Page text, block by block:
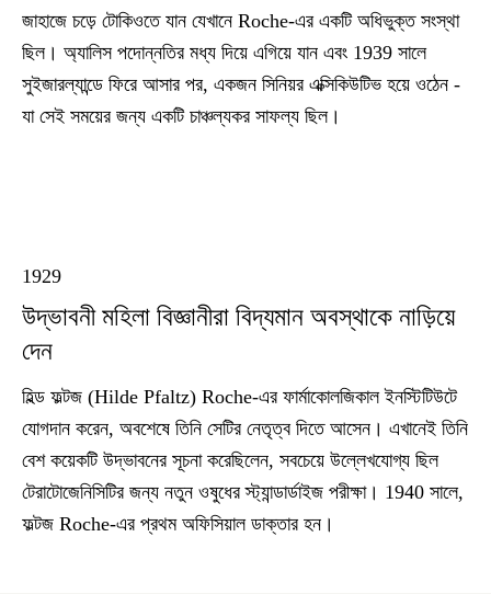
জাহাজে চড়ে টোকিওতে যান যেখানে Roche-এর একটি অধিভুক্ত সংস্থা
ছিল। অ্যালিস পদোন্নতির মধ্য দিয়ে এগিয়ে যান এবং 1939 সালে
সুইজারল্যান্ডে ফিরে আসার পর, একজন সিনিয়র এক্সিকিউটিভ হয়ে ওঠেন -
যা সেই সময়ের জন্য একটি চাঞ্চল্যকর সাফল্য ছিল।
1929
উদ্ভাবনী মহিলা বিজ্ঞানীরা বিদ্যমান অবস্থাকে নাড়িয়ে
দেন
হিল্ড ফল্টজ (Hilde Pfaltz) Roche-এর ফার্মাকোলজিকাল ইনস্টিটিউটে
যোগদান করেন, অবশেষে তিনি সেটির নেতৃত্ব দিতে আসেন। এখানেই তিনি
বেশ কয়েকটি উদ্ভাবনের সূচনা করেছিলেন, সবচেয়ে উল্লেখযোগ্য ছিল
টেরাটোজেনিসিটির জন্য নতুন ওষুধের স্ট্যান্ডার্ডাইজ পরীক্ষা। 1940 সালে,
ফল্টজ Roche-এর প্রথম অফিসিয়াল ডাক্তার হন।